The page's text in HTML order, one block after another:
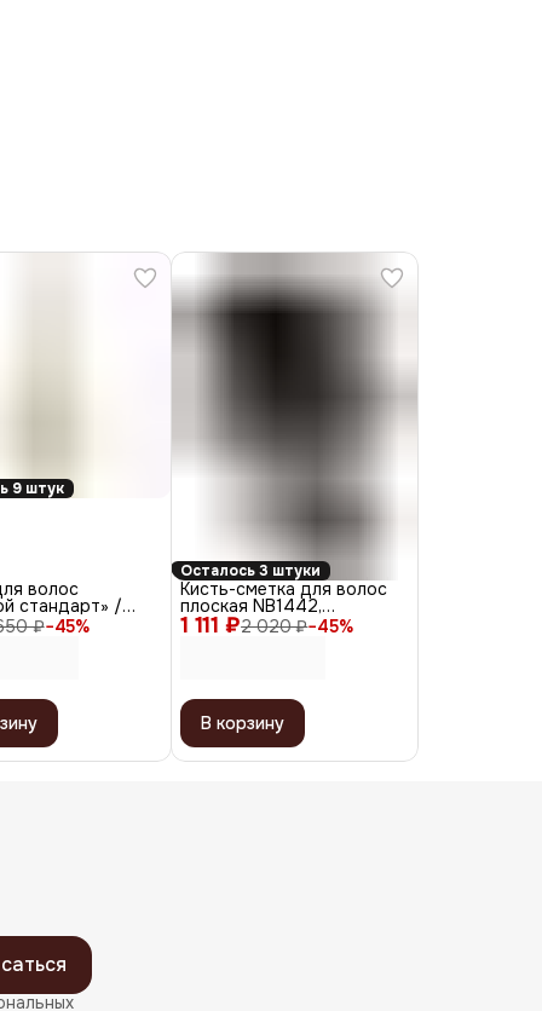
9 штук
₽−45%
волос
стандарт» /
30 мл
Осталось 3 штуки
1 111 ₽2 020 ₽−45%
Кисть-сметка для волос
плоская NB1442,
искусственная щетина,
черный
В корзину